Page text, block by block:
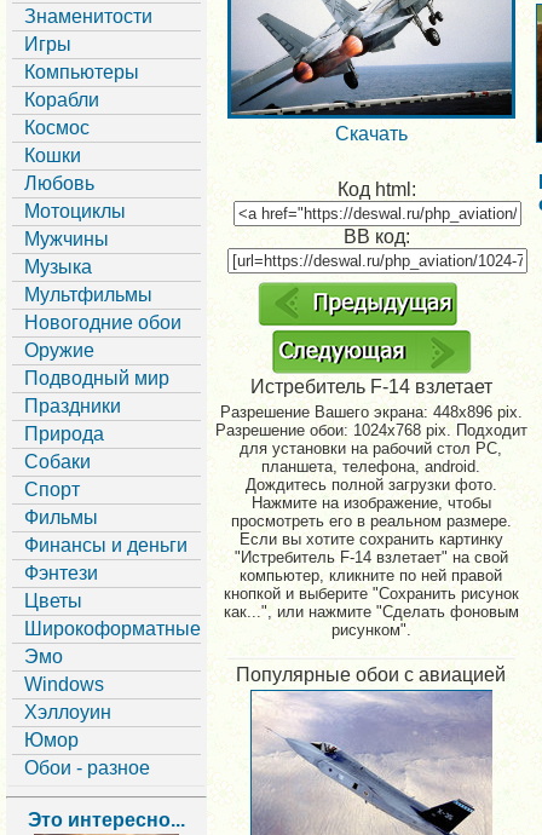
Знаменитости
Игры
Компьютеры
Корабли
Космос
Кошки
Любовь
Мотоциклы
Мужчины
Музыка
Мультфильмы
Новогодние обои
Оружие
Подводный мир
Праздники
Природа
Собаки
Спорт
Фильмы
Финансы и деньги
Фэнтези
Цветы
Широкоформатные
Эмо
Windows
Хэллоуин
Юмор
Обои - разное
Это интересно...
Скачать
Код html:
BB код:
Истребитель F-14 взлетает
Разрешение Вашего экрана: 448x896 pix.
Разрешение обои: 1024x768 pix. Подходит
для установки на рабочий стол PC,
планшета, телефона, android.
Дождитесь полной загрузки фото.
Нажмите на изображение, чтобы
просмотреть его в реальном размере.
Если вы хотите сохранить картинку
"Истребитель F-14 взлетает" на свой
компьютер, кликните по ней правой
кнопкой и выберите "Сохранить рисунок
как...", или нажмите "Сделать фоновым
рисунком".
Популярные обои с авиацией